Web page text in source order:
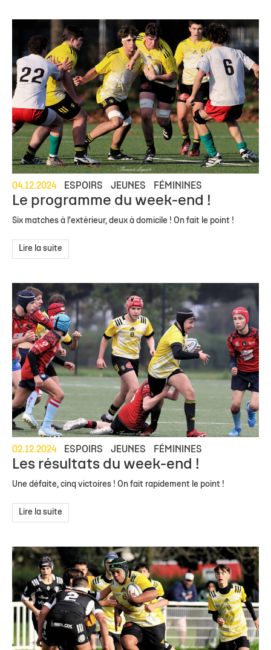
04.12.2024 ESPOIRS JEUNES FÉMININES
Le programme du week-end !
Six matches à l'extérieur, deux à domicile ! On fait le point !
Lire la suite
02.12.2024 ESPOIRS JEUNES FÉMININES
Les résultats du week-end !
Une défaite, cinq victoires ! On fait rapidement le point !
Lire la suite